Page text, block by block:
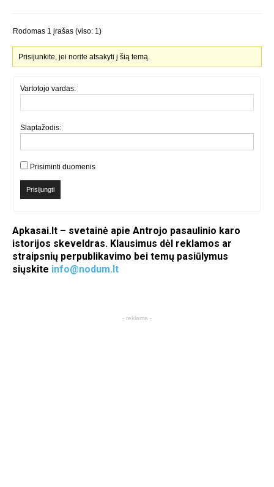
Rodomas 1 įrašas (viso: 1)
Prisijunkite, jei norite atsakyti į šią temą.
Vartotojo vardas:
Slaptažodis:
Prisiminti duomenis
Prisijungti
Apkasai.lt – svetainė apie Antrojo pasaulinio karo
istorijos skeveldras. Klausimus dėl reklamos ar
straipsnių perpublikavimo bei temų pasiūlymus
siųskite info@nodum.lt
- reklama -